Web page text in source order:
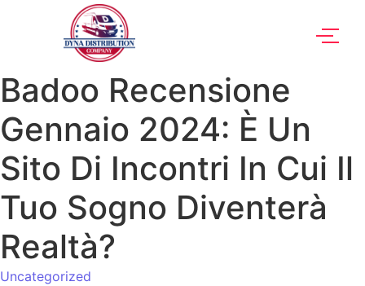
Badoo Recensione
Gennaio 2024: È Un
Sito Di Incontri In Cui Il
Tuo Sogno Diventerà
Realtà?
Uncategorized